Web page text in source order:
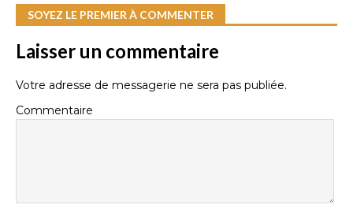
SOYEZ LE PREMIER À COMMENTER
Laisser un commentaire
Votre adresse de messagerie ne sera pas publiée.
Commentaire